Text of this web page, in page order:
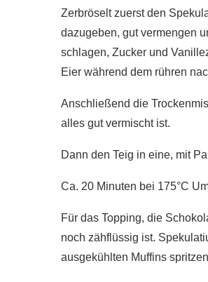
Zerbröselt zuerst den
dazugeben, gut vermengen
schlagen, Zucker und
Eier während dem rühren
Anschließend die
alles gut vermischt ist.
Dann den Teig in eine, mit
Ca. 20 Minuten bei 175°C
Für das Topping, die
noch zähflüssig ist.
ausgekühlten Muffins